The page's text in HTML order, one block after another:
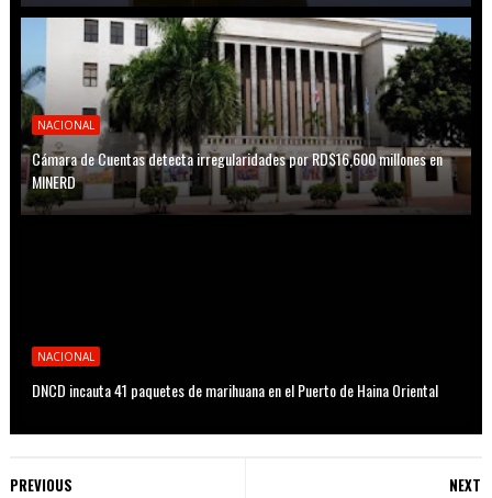
NACIONAL
Cámara de Cuentas detecta irregularidades por RD$16,600 millones en
MINERD
NACIONAL
DNCD incauta 41 paquetes de marihuana en el Puerto de Haina Oriental
NEXT
PREVIOUS